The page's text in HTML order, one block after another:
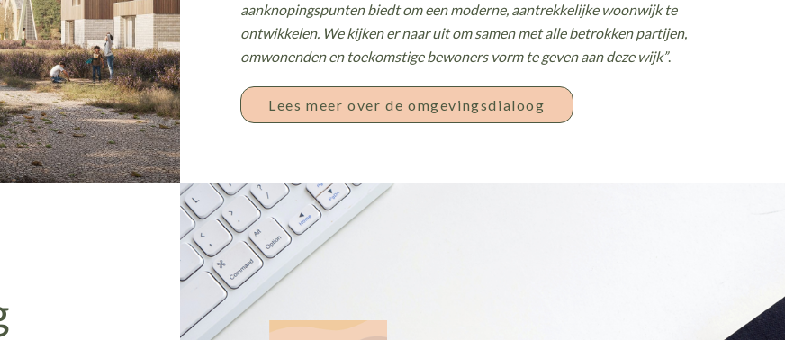
aanknopingspunten biedt om een moderne, aantrekkelijke woonwijk te
ontwikkelen. We kijken er naar uit om samen met alle betrokken partijen,
omwonenden en toekomstige bewoners vorm te geven aan deze wijk”.
Lees meer over de omgevingsdialoog